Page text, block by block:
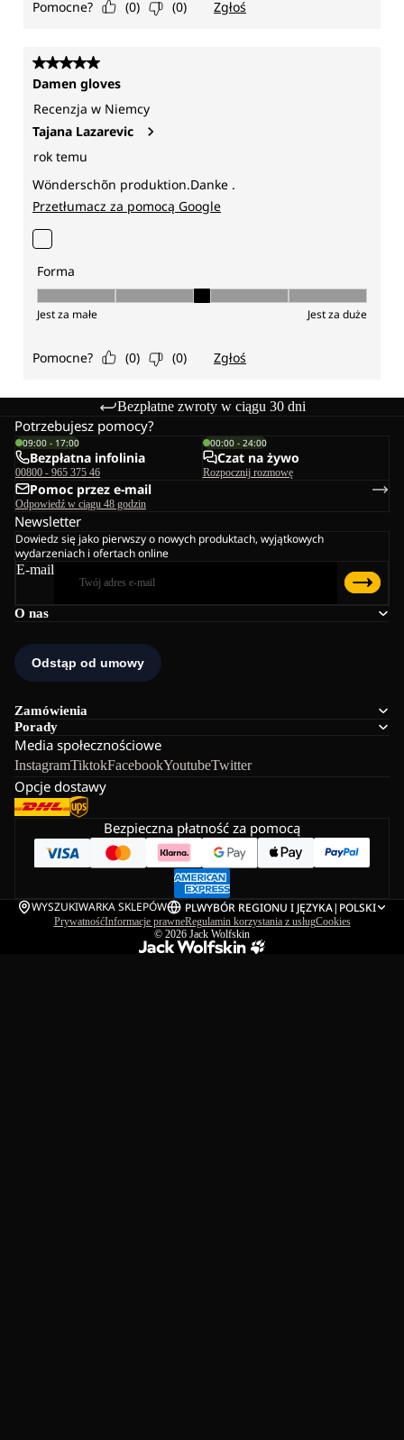
Bezpłatne zwroty w ciągu 30 dni
O nas
Zamówienia
Porady
Media społecznościowe
InstagramTiktokFacebookYoutubeTwitter
Opcje dostawy
Potrzebujesz pomocy?
09:00 - 17:00
Bezpłatna infolinia
00800 - 965 375 46
00:00 - 24:00
Czat na żywo
Rozpocznij rozmowę
Pomoc przez e-mail
Odpowiedź w ciągu 48 godzin
Newsletter
Dowiedz się jako pierwszy o nowych produktach, wyjątkowych
wydarzeniach i ofertach online
E-mail
Bezpieczna płatność za pomocą
WYSZUKIWARKA SKLEPÓW PLWYBÓR REGIONU I JĘZYKA| POLSKI
PrywatnośćInformacje prawneRegulamin korzystania z usługCookies
© 2026 Jack Wolfskin